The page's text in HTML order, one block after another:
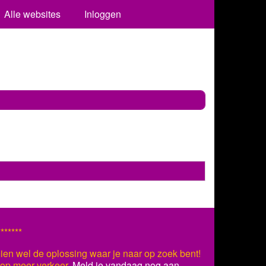
Alle websites Inloggen
wel de oplossing waar je naar op zoek bent!